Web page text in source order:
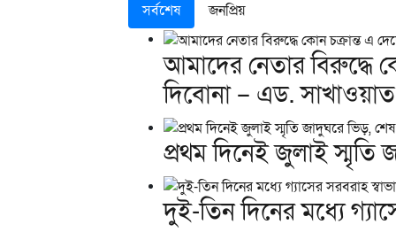
সর্বশেষ
জনপ্রিয়
আমাদের নেতার বিরুদ্ধে
দিবোনা – এড. সাখাওয়াত
প্রথম দিনেই জুলাই স্মৃতি
দুই-তিন দিনের মধ্যে